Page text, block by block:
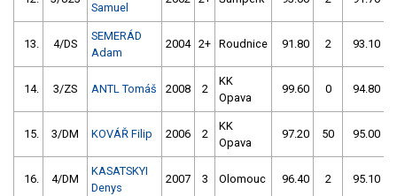
Samuel
13. 4/DS
SEMERÁD
Adam
2004 2+ Roudnice 91.80 2 93.10
14. 3/ZS ANTL Tomáš 2008 2
KK
Opava
99.60 0 94.80
15. 3/DM KOVÁŘ Filip 2006 2
KK
Opava
97.20 50 95.00
16. 4/DM
KASATSKYI
Denys
2007 3 Olomouc 96.40 2 95.10